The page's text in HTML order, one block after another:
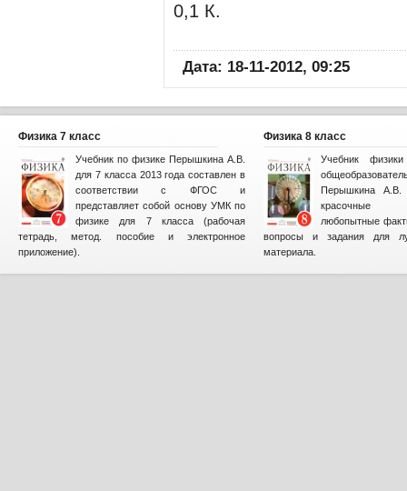
0,1 К.
Дата: 18-11-2012, 09:25
Физика 7 класс
Учебник по физике Перышкина А.В.
для 7 класса 2013 года составлен в
соответствии с ФГОС и
представляет собой основу УМК по
физике для 7 класса (рабочая
тетрадь, метод. пособие и электронное
приложение).
Физика 8 класс
Учебник
Перышкина А.В.
красочные
любопытные
вопросы и задания для
материала.